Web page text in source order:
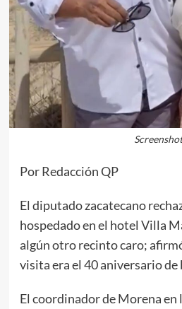
Screenshot
Por Redacción QP
El diputado zacatecano
hospedado en el hotel Villa
algún otro recinto caro;
visita era el 40 aniversario de
El coordinador de Morena en